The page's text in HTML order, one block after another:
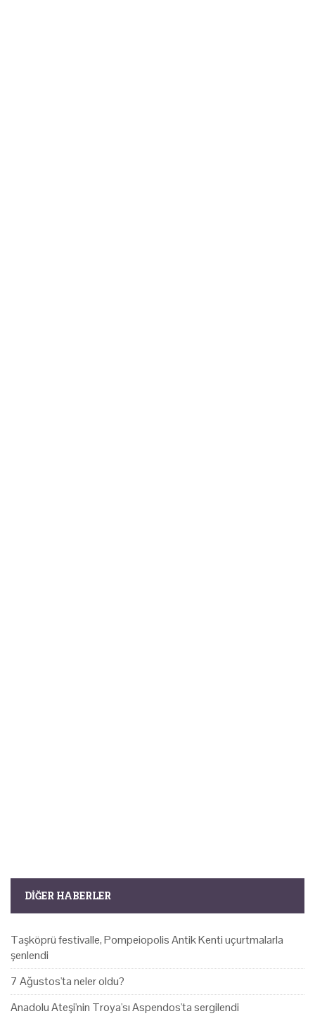
DIĞER HABERLER
Taşköprü festivalle, Pompeiopolis Antik Kenti uçurtmalarla
şenlendi
7 Ağustos'ta neler oldu?
Anadolu Ateşi'nin Troya'sı Aspendos'ta sergilendi